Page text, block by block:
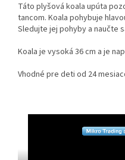
Táto plyšová koala upúta
tancom. Koala pohybuje
Sledujte jej pohyby a naučte
Koala je vysoká 36 cm a je
Vhodné pre deti od 24